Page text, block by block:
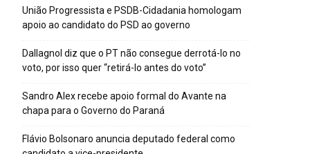
União Progressista e PSDB-Cidadania homologam
apoio ao candidato do PSD ao governo
Dallagnol diz que o PT não consegue derrotá-lo no
voto, por isso quer “retirá-lo antes do voto”
Sandro Alex recebe apoio formal do Avante na
chapa para o Governo do Paraná
Flávio Bolsonaro anuncia deputado federal como